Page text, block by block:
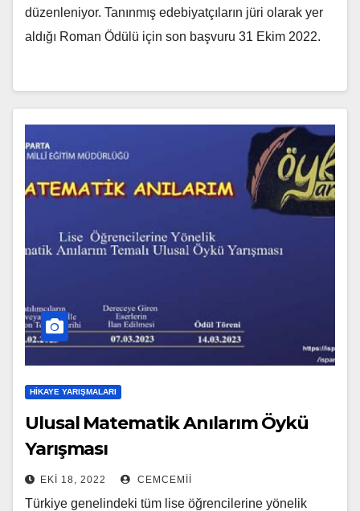
düzenleniyor. Tanınmış edebiyatçıların jüri olarak yer
aldığı Roman Ödülü için son başvuru 31 Ekim 2022.
HIKAYE YARIŞMALARI
Ulusal Matematik Anılarım Öykü
Yarışması
EKI 18, 2022 CEMCEMII
Türkiye genelindeki tüm lise öğrencilerine yönelik